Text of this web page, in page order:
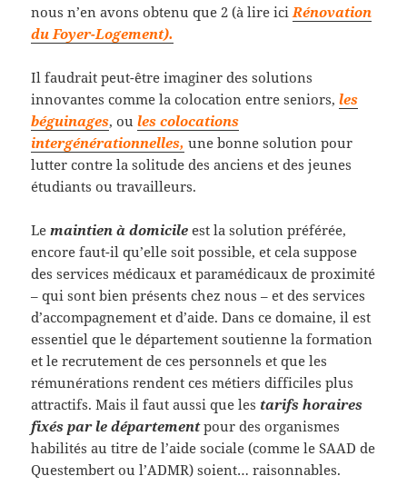
nous n’en avons obtenu que 2 (à lire ici Rénovation
du Foyer-Logement).
Il faudrait peut-être imaginer des solutions
innovantes comme la colocation entre seniors,les
béguinages, oules colocations
intergénérationnelles, une bonne solution pour
lutter contre la solitude des anciens et des jeunes
étudiants ou travailleurs.
Lemaintien à domicileest la solution préférée,
encore faut-il qu’elle soit possible, et cela suppose
des services médicaux et paramédicaux de proximité
– qui sont bien présents chez nous – et des services
d’accompagnement et d’aide. Dans ce domaine, il est
essentiel que le département soutienne la formation
et le recrutement de ces personnels et que les
rémunérations rendent ces métiers difficiles plus
attractifs. Mais il faut aussi que les tarifs horaires
fixés par le départementpour des organismes
habilités au titre de l’aide sociale (comme le SAAD de
Questembert ou l’ADMR) soient… raisonnables.